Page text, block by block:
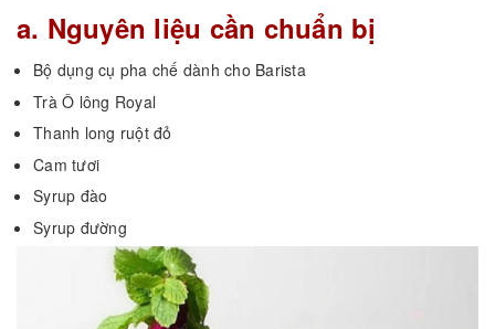
a. Nguyên liệu cần chuẩn bị
Bộ dụng cụ pha chế dành cho Barista
Trà Ô lông Royal
Thanh long ruột đỏ
Cam tươi
Syrup đào
Syrup đường